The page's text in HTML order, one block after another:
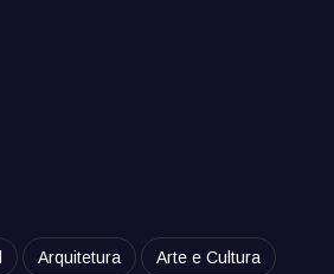
Arquitetura Arte e Cultura